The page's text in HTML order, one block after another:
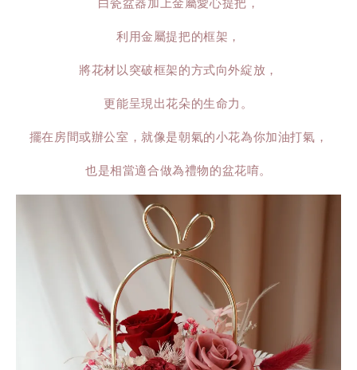
白瓷盆器加上金屬愛心提把，
利用金屬提把的框架，
將花材以突破框架的方式向外綻放，
更能呈現出花朵的生命力。
擺在房間或辦公室，就像是朝氣的小花為你加油打氣，
也是相當適合做為禮物的盆花唷。